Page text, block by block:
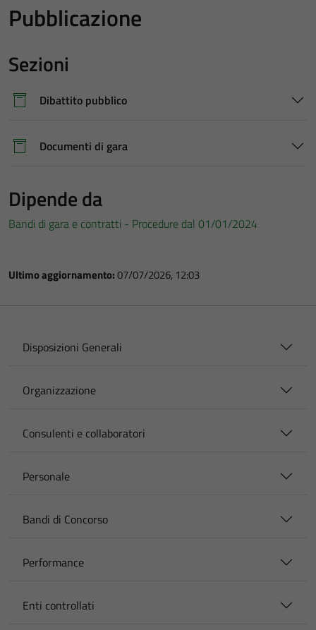
Pubblicazione
Sezioni
Dibattito pubblico
Documenti di gara
Dipende da
Bandi di gara e contratti - Procedure dal 01/01/2024
Ultimo aggiornamento:07/07/2026, 12:03
Disposizioni Generali
Organizzazione
Consulenti e collaboratori
Personale
Bandi di Concorso
Performance
Enti controllati